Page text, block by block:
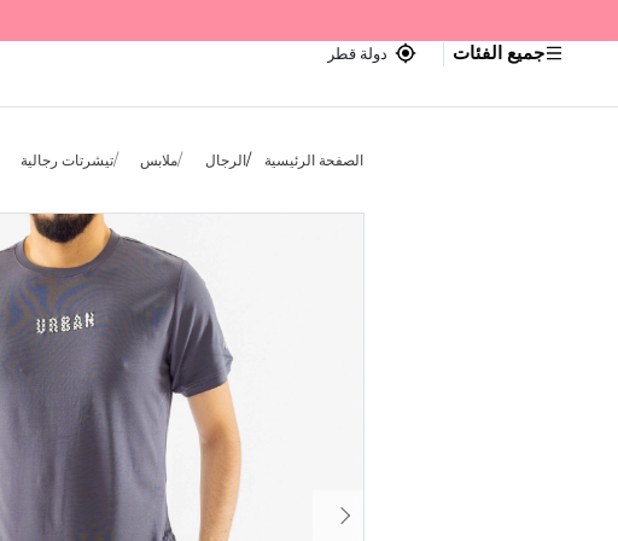
جميع الفئات دولة قطر
الصفحة الرئيسية الرجال ملابس تيشرتات رجالية